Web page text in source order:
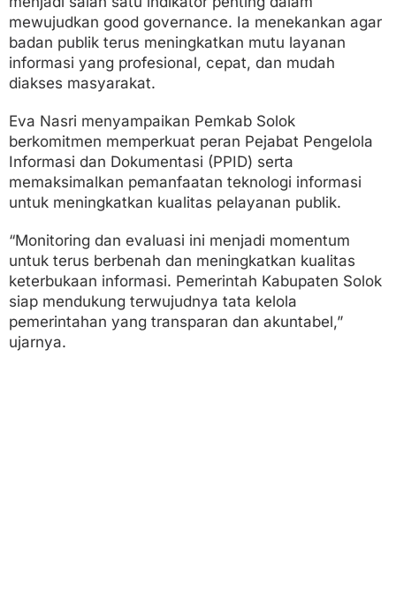
mewujudkan good governance. Ia menekankan agar
badan publik terus meningkatkan mutu layanan
informasi yang profesional, cepat, dan mudah
diakses masyarakat.
Eva Nasri menyampaikan Pemkab Solok
berkomitmen memperkuat peran Pejabat Pengelola
Informasi dan Dokumentasi (PPID) serta
memaksimalkan pemanfaatan teknologi informasi
untuk meningkatkan kualitas pelayanan publik.
“Monitoring dan evaluasi ini menjadi momentum
untuk terus berbenah dan meningkatkan kualitas
keterbukaan informasi. Pemerintah Kabupaten Solok
siap mendukung terwujudnya tata kelola
pemerintahan yang transparan dan akuntabel,”
ujarnya.